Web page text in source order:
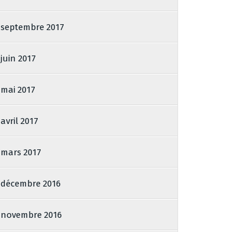
septembre 2017
juin 2017
mai 2017
avril 2017
mars 2017
décembre 2016
novembre 2016